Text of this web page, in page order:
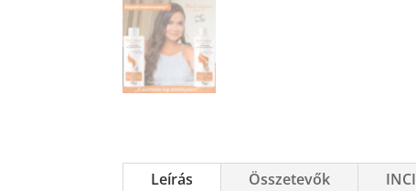
Leírás Összetevők INCI